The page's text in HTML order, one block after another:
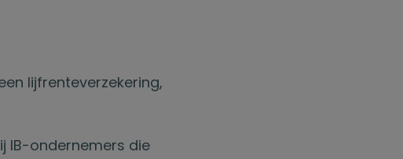
lijfrenteverzekering,
IB-ondernemers die